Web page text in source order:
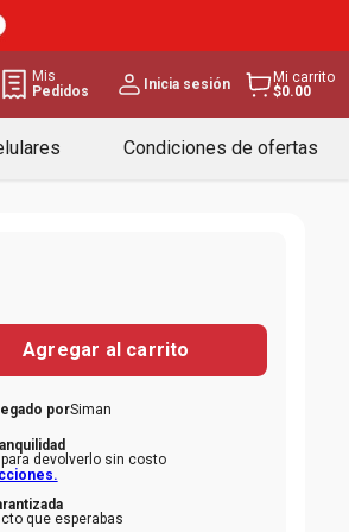
Mis
Pedidos
Inicia sesión
Mi carrito
$0.00
Condiciones de ofertas
Agregar al carrito
porSiman
devolverlo sin costo
que esperabas